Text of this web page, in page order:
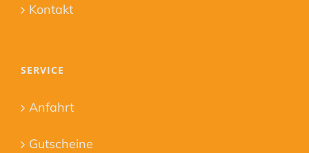
Kontakt
SERVICE
Anfahrt
Gutscheine